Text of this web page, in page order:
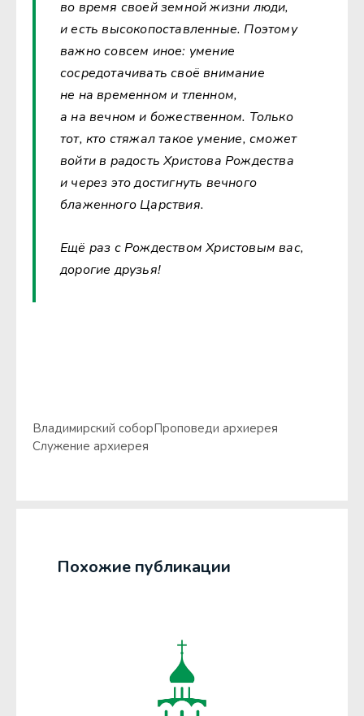
во время своей земной жизни люди,
и есть высокопоставленные. Поэтому
важно совсем иное: умение
сосредотачивать своё внимание
не на временном и тленном,
а на вечном и божественном. Только
тот, кто стяжал такое умение, сможет
войти в радость Христова Рождества
и через это достигнуть вечного
блаженного Царствия.
Ещё раз с Рождеством Христовым вас,
дорогие друзья!
Владимирский соборПроповеди архиерея
Служение архиерея
Похожие публикации